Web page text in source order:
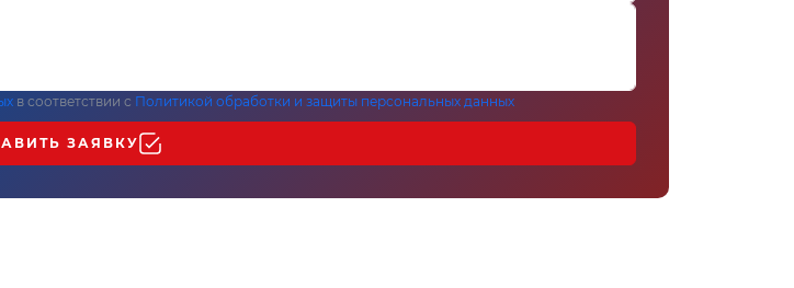
в соответствии с Политикой обработки и защиты персональных данных
ЗАЯВКУ